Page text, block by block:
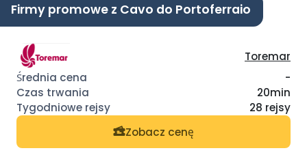
Firmy promowe z Cavo do Portoferraio
Toremar
-
20min
28 rejsy
Zobacz cenę